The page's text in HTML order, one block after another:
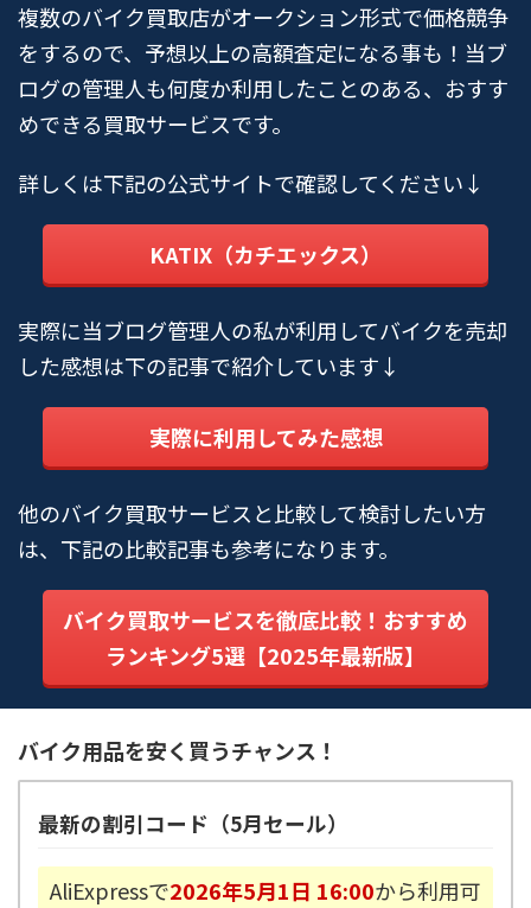
複数のバイク買取店がオークション形式で価格競争
をするので、予想以上の高額査定になる事も！当ブ
ログの管理人も何度か利用したことのある、おすす
めできる買取サービスです。
詳しくは下記の公式サイトで確認してください↓
KATIX（カチエックス）
実際に当ブログ管理人の私が利用してバイクを売却
した感想は下の記事で紹介しています↓
実際に利用してみた感想
他のバイク買取サービスと比較して検討したい方
は、下記の比較記事も参考になります。
バイク買取サービスを徹底比較！おすすめ
ランキング5選【2025年最新版】
バイク用品を安く買うチャンス！
最新の割引コード（5月セール）
AliExpressで2026年5月1日 16:00から利用可